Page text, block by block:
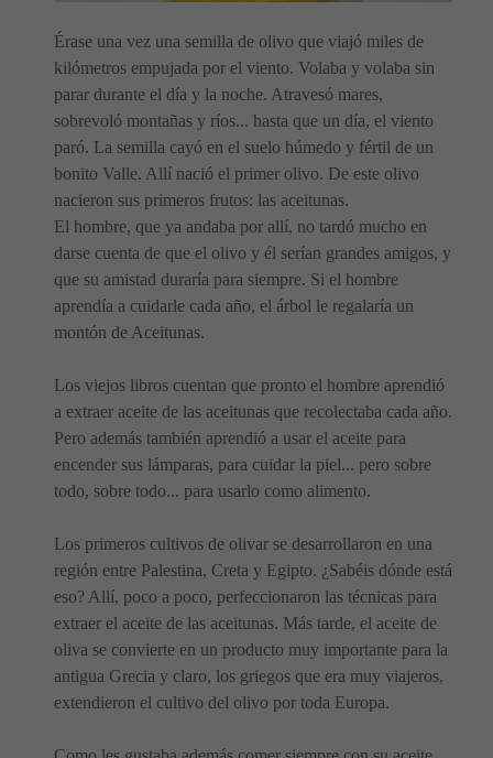
Érase una vez una semilla de olivo que viajó miles de
kilómetros empujada por el viento. Volaba y volaba sin
parar durante el día y la noche. Atravesó mares,
sobrevoló montañas y ríos... hasta que un día, el viento
paró. La semilla cayó en el suelo húmedo y fértil de un
bonito Valle. Allí nació el primer olivo. De este olivo
nacieron sus primeros frutos: las aceitunas.
El hombre, que ya andaba por allí, no tardó mucho en
darse cuenta de que el olivo y él serían grandes amigos, y
que su amistad duraría para siempre. Si el hombre
aprendía a cuidarle cada año, el árbol le regalaría un
montón de Aceitunas.
Los viejos libros cuentan que pronto el hombre aprendió
a extraer aceite de las aceitunas que recolectaba cada año.
Pero además también aprendió a usar el aceite para
encender sus lámparas, para cuidar la piel... pero sobre
todo, sobre todo... para usarlo como alimento.
Los primeros cultivos de olivar se desarrollaron en una
región entre Palestina, Creta y Egipto. ¿Sabéis dónde está
eso? Allí, poco a poco, perfeccionaron las técnicas para
extraer el aceite de las aceitunas. Más tarde, el aceite de
oliva se convierte en un producto muy importante para la
antigua Grecia y claro, los griegos que era muy viajeros,
extendieron el cultivo del olivo por toda Europa.